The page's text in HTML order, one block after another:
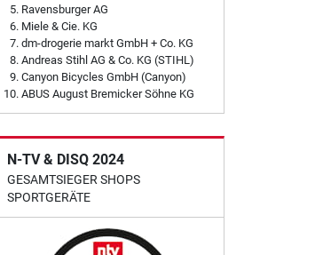
Ravensburger AG
Miele & Cie. KG
dm-drogerie markt GmbH + Co. KG
Andreas Stihl AG & Co. KG (STIHL)
Canyon Bicycles GmbH (Canyon)
ABUS August Bremicker Söhne KG
N-TV & DISQ 2024
GESAMTSIEGER SHOPS
SPORTGERÄTE